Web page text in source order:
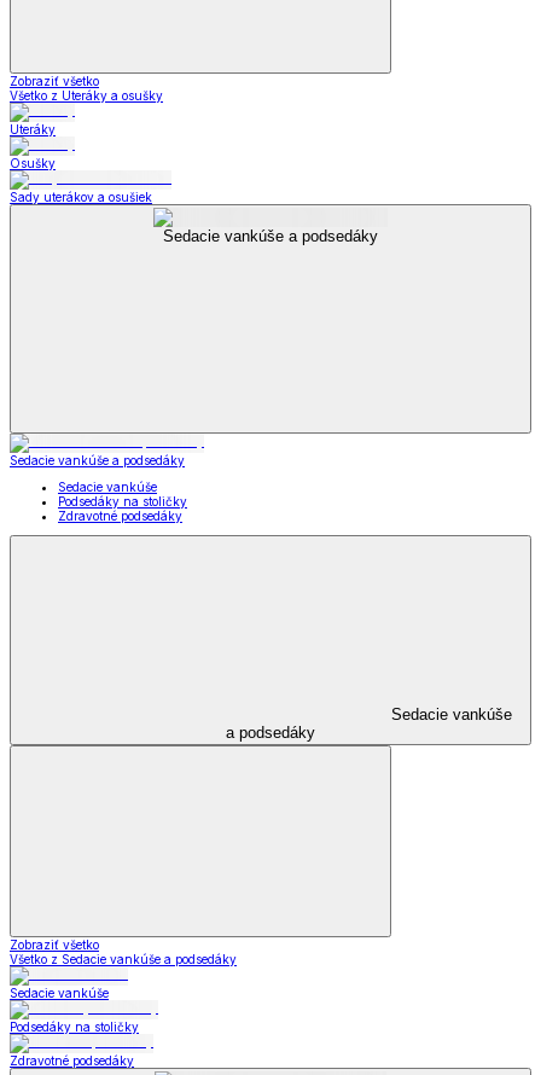
Zobraziť všetko
Všetko z Uteráky a osušky
Uteráky
Osušky
Sady uterákov a osušiek
Sedacie vankúše a podsedáky
Sedacie vankúše a podsedáky
Sedacie vankúše
Podsedáky na stoličky
Zdravotné podsedáky
Sedacie vankúše
a podsedáky
Zobraziť všetko
Všetko z Sedacie vankúše a podsedáky
Sedacie vankúše
Podsedáky na stoličky
Zdravotné podsedáky